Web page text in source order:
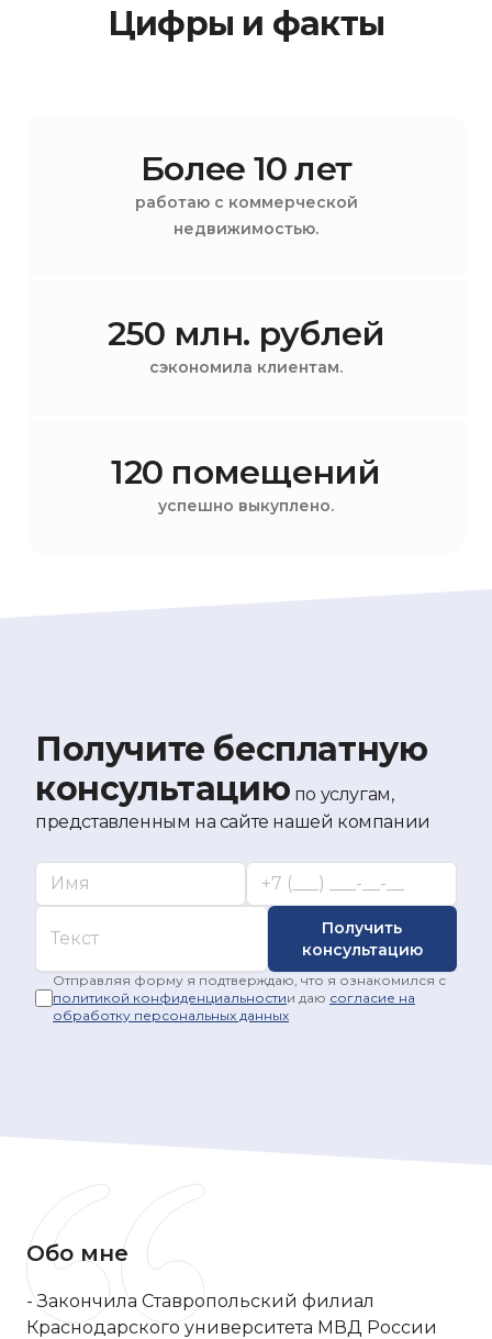
Цифры и факты
работаю с коммерческой
недвижимостью.
Более 10 лет
сэкономила клиентам.
250 млн. рублей
успешно выкуплено.
120 помещений
Получите бесплатную
консультацию по услугам,
представленным на сайте нашей компании
Ваше имя*
Укажите ваш номер телефона*
Получить
консультацию
Отправляя форму я подтверждаю, что я ознакомился с
политикой конфиденциальностии даю согласие на
обработку персональных данных
Обо мне
- Закончила Ставропольский филиал
Краснодарского университета МВД России